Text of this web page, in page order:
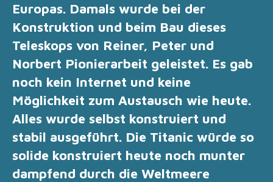
Europas. Damals wurde bei der
Konstruktion und beim Bau dieses
Teleskops von Reiner, Peter und
Norbert Pionierarbeit geleistet. Es gab
noch kein Internet und keine
Möglichkeit zum Austausch wie heute.
Alles wurde selbst konstruiert und
stabil ausgeführt. Die Titanic würde so
solide konstruiert heute noch munter
dampfend durch die Weltmeere